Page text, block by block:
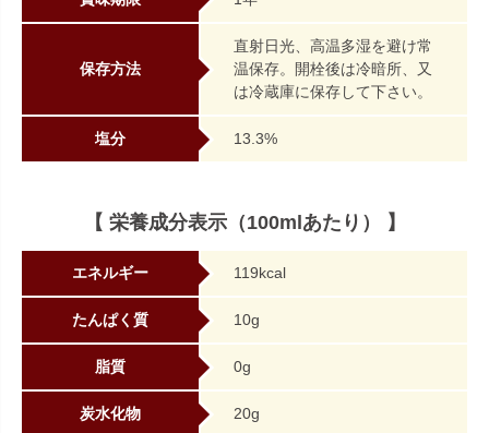
保存方法
直射日光、高温多湿を避け常
温保存。開栓後は冷暗所、又
は冷蔵庫に保存して下さい。
塩分 13.3%
【 栄養成分表示（100mlあたり） 】
エネルギー 119kcal
たんぱく質 10g
脂質 0g
炭水化物 20g